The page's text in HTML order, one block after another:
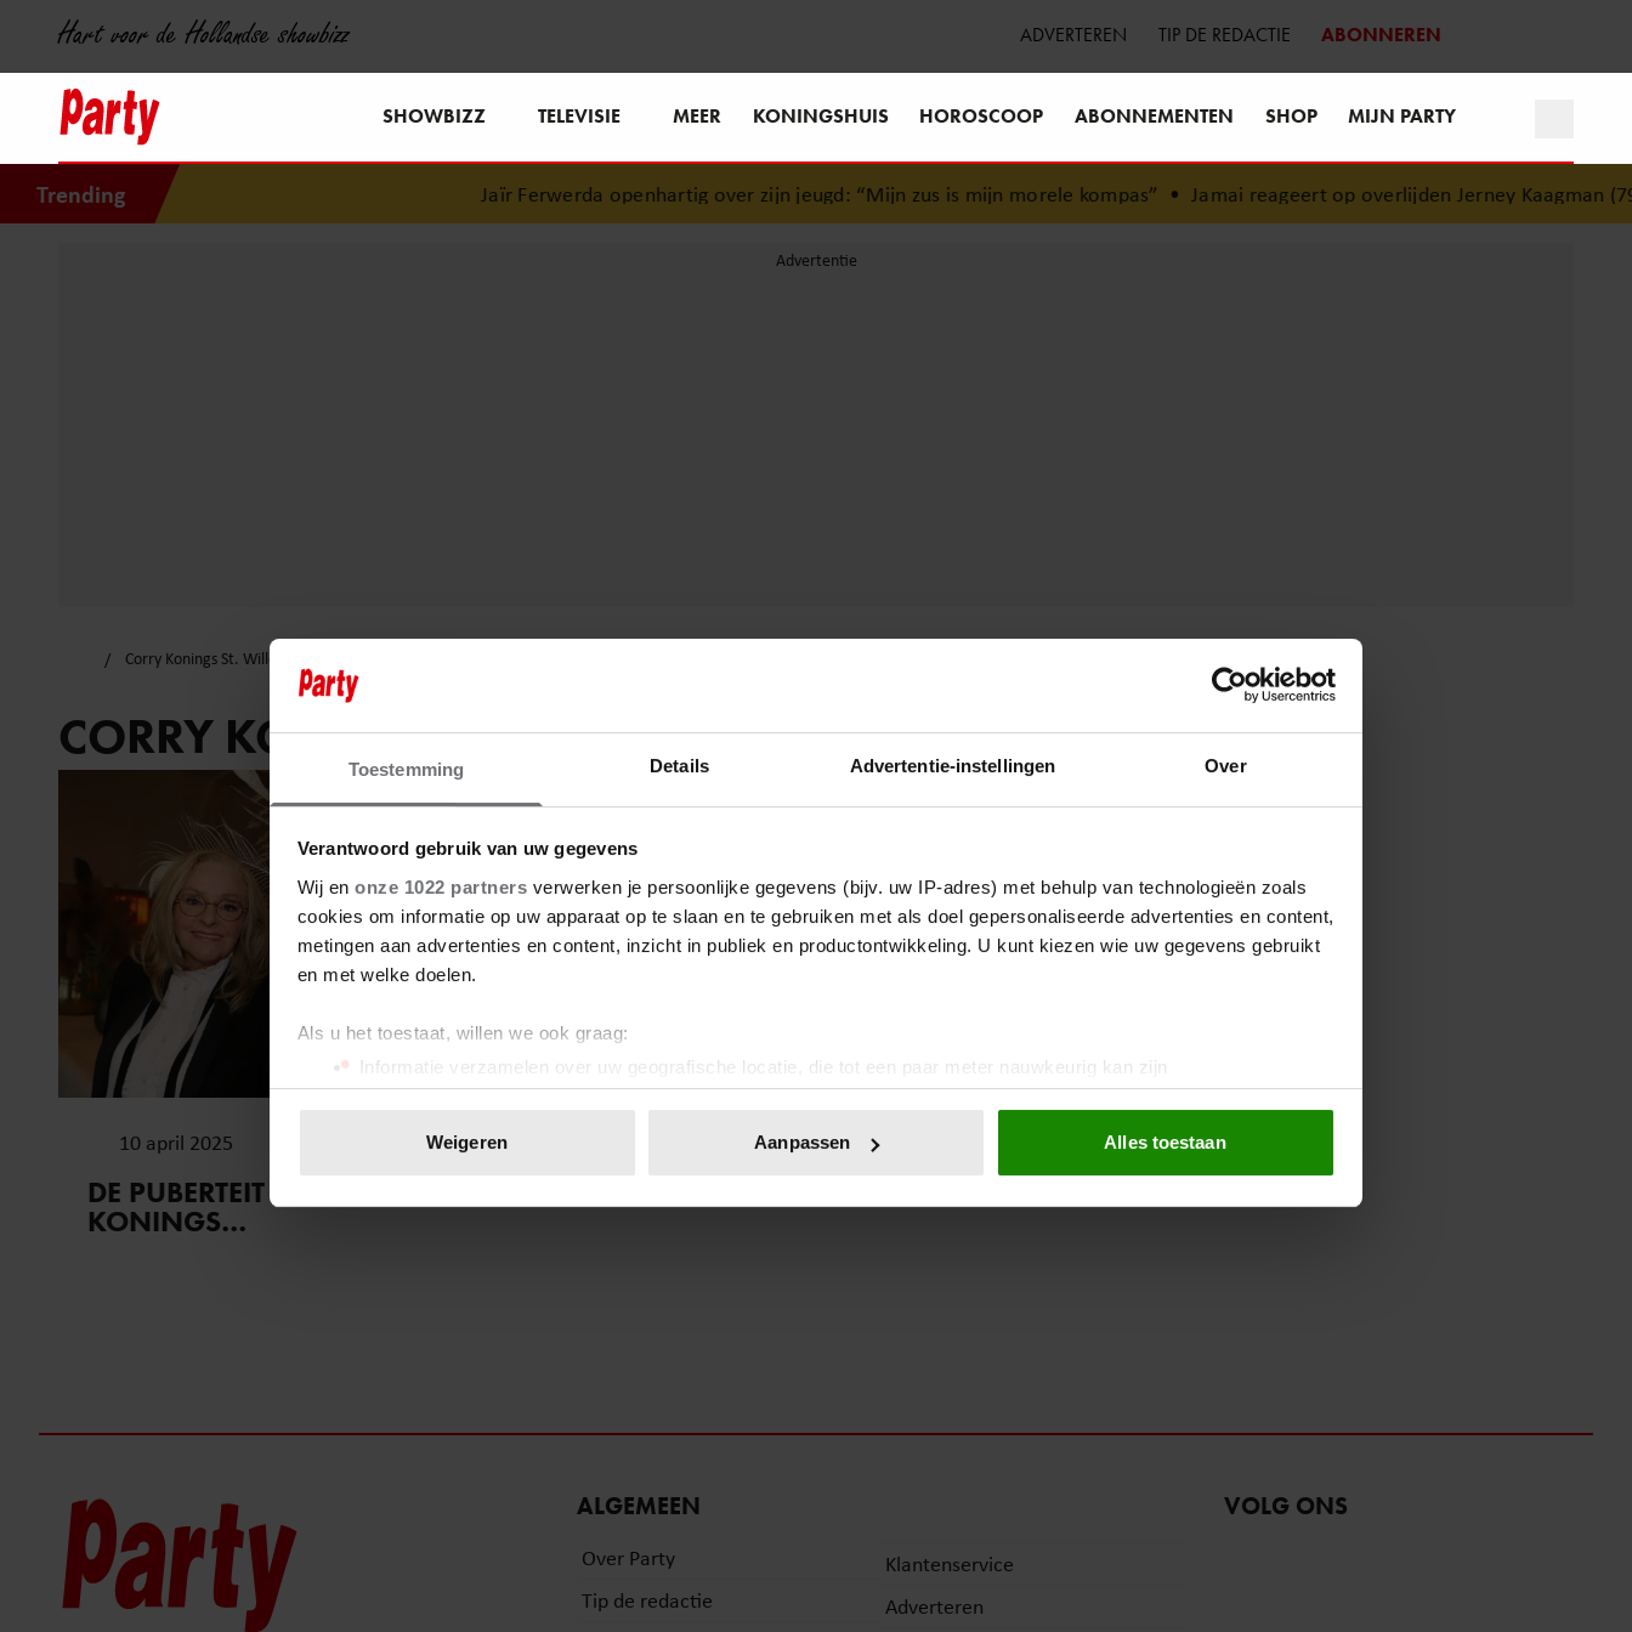
Toestemming Details Advertentie-instellingen Over
Verantwoord gebruik van uw gegevens
Wij en onze 1022 partners verwerken je persoonlijke gegevens (bijv. uw IP-adres) met behulp van technologieën zoals
cookies om informatie op uw apparaat op te slaan en te gebruiken met als doel gepersonaliseerde advertenties en content,
metingen aan advertenties en content, inzicht in publiek en productontwikkeling. U kunt kiezen wie uw gegevens gebruikt
en met welke doelen.
Als u het toestaat, willen we ook graag:
Informatie verzamelen over uw geografische locatie, die tot een paar meter nauwkeurig kan zijn
Uw apparaat identificeren door het actief te scannen op specifieke eigenschappen (fingerprinting)
toestemming op elk moment wijzigen of intrekken in de Cookieverklaring.
Weigeren Aanpassen Alles toestaan
Hart voor de Hollandse showbizz ADVERTEREN TIP DE REDACTIE ABONNEREN
SHOWBIZZ TELEVISIE MEER KONINGSHUIS HOROSCOOP ABONNEMENTEN SHOP MIJN PARTY
Trending Jaïr Ferwerda openhartig over zijn jeugd: “Mijn zus is mijn morele kompas”•Jamai reageert op overlijden Jerney Kaagman (79):
Corry Konings St. Willebrord
CORRY KONINGS ST. WILLEBRORD
10 april 2025
DE PUBERTEIT VAN CORRY
KONINGS…
ALGEMEEN
Over Party
Tip de redactie
Klantenservice
Adverteren
VOLG ONS